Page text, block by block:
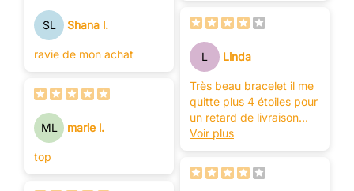
SL Shana l.
ravie de mon achat
ML marie l.
top
L Linda
Très beau bracelet il me
quitte plus 4 étoiles pour
un retard de livraison
merci l'équipe
Voir plus